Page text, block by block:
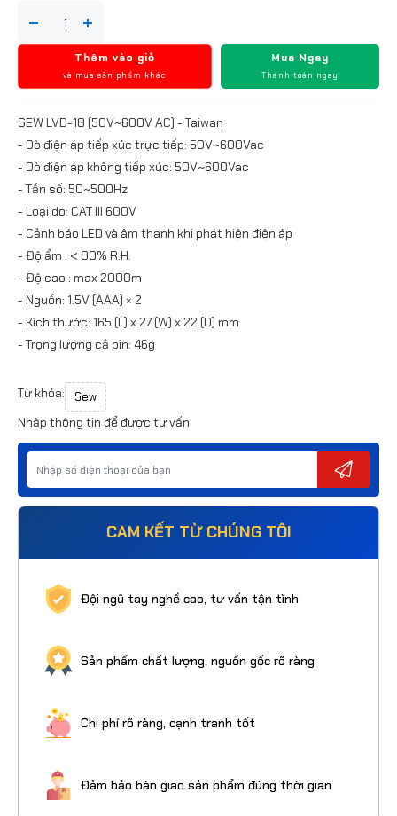
Thêm vào giỏ
và mua sản phẩm khác
Mua Ngay
Thanh toán ngay
SEW LVD-18 (50V~600V AC) - Taiwan
- Dò điện áp tiếp xúc trực tiếp: 50V~600Vac
- Dò điện áp không tiếp xúc: 50V~600Vac
- Tần số: 50~500Hz
- Loại đo: CAT III 600V
- Cảnh báo LED và âm thanh khi phát hiện điện áp
- Độ ẩm : < 80% R.H.
- Độ cao : max 2000m
- Nguồn: 1.5V (AAA) × 2
- Kích thước: 165 (L) x 27 (W) x 22 (D) mm
- Trọng lượng cả pin: 46g
Từ khóa: Sew
Nhập thông tin để được tư vấn
CAM KẾT TỪ CHÚNG TÔI
Đội ngũ tay nghề cao, tư vấn tận tình
Sản phẩm chất lượng, nguồn gốc rõ ràng
Chi phí rõ ràng, cạnh tranh tốt
Đảm bảo bàn giao sản phẩm đúng thời gian